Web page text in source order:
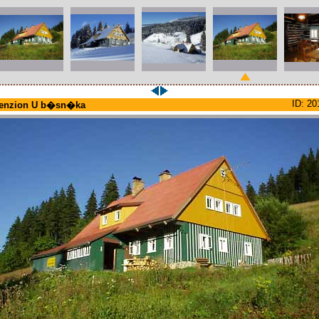
ID:
U b�sn�ka